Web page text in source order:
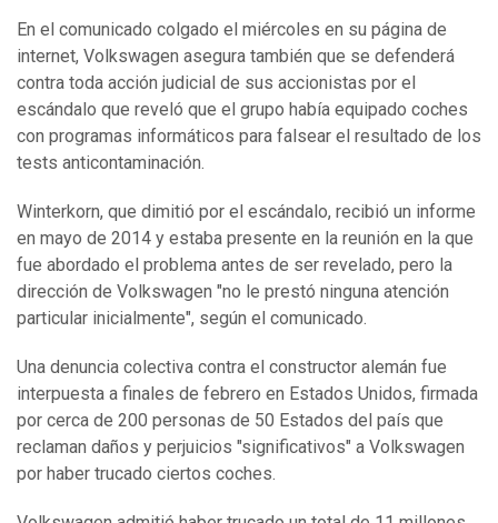
En el comunicado colgado el miércoles en su página de
internet, Volkswagen asegura también que se defenderá
contra toda acción judicial de sus accionistas por el
escándalo que reveló que el grupo había equipado coches
con programas informáticos para falsear el resultado de los
tests anticontaminación.
Winterkorn, que dimitió por el escándalo, recibió un informe
en mayo de 2014 y estaba presente en la reunión en la que
fue abordado el problema antes de ser revelado, pero la
dirección de Volkswagen "no le prestó ninguna atención
particular inicialmente", según el comunicado.
Una denuncia colectiva contra el constructor alemán fue
interpuesta a finales de febrero en Estados Unidos, firmada
por cerca de 200 personas de 50 Estados del país que
reclaman daños y perjuicios "significativos" a Volkswagen
por haber trucado ciertos coches.